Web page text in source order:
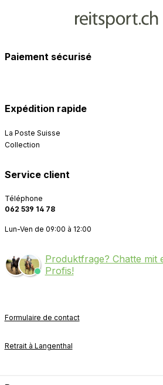
Paiement sécurisé
Expédition rapide
La Poste Suisse
Collection
Service client
Téléphone
062 539 14 78
Lun-Ven de 09:00 à 12:00
Produktfrage? Chatte mit
Profis!
Formulaire de contact
Retrait à Langenthal